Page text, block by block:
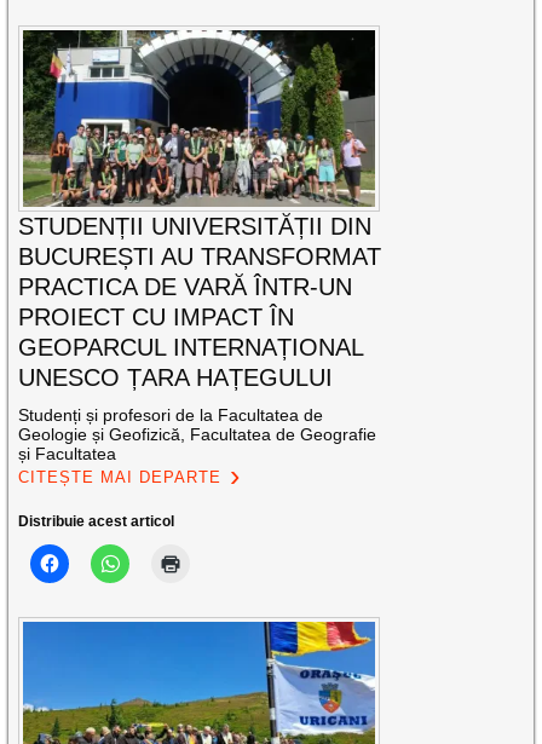
STUDENȚII UNIVERSITĂȚII DIN
BUCUREȘTI AU TRANSFORMAT
PRACTICA DE VARĂ ÎNTR-UN
PROIECT CU IMPACT ÎN
GEOPARCUL INTERNAȚIONAL
UNESCO ȚARA HAȚEGULUI
Studenți și profesori de la Facultatea de
Geologie și Geofizică, Facultatea de Geografie
și Facultatea
CITEȘTE MAI DEPARTE
Distribuie acest articol